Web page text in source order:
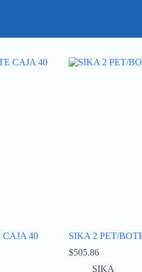
40
SIKA 2 PET/
$505.86
SIKA